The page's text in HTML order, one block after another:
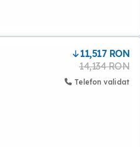
11,517 RON
14,134 RON
Telefon validat